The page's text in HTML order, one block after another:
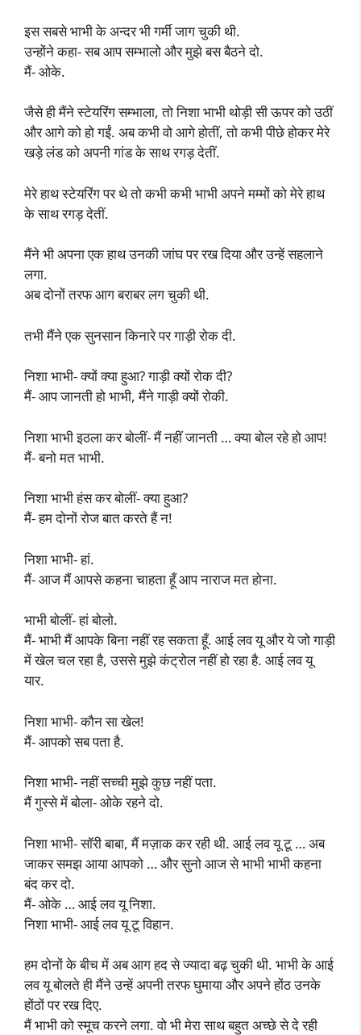
इस सबसे भाभी के अन्दर भी गर्मी जाग चुकी थी.
उन्होंने कहा- सब आप सम्भालो और मुझे बस बैठने दो.
मैं- ओके.
जैसे ही मैंने स्टेयरिंग सम्भाला, तो निशा भाभी थोड़ी सी ऊपर को उठीं
और आगे को हो गईं. अब कभी वो आगे होतीं, तो कभी पीछे होकर मेरे
खड़े लंड को अपनी गांड के साथ रगड़ देतीं.
मेरे हाथ स्टेयरिंग पर थे तो कभी कभी भाभी अपने मम्मों को मेरे हाथ
के साथ रगड़ देतीं.
मैंने भी अपना एक हाथ उनकी जांघ पर रख दिया और उन्हें सहलाने
लगा.
अब दोनों तरफ आग बराबर लग चुकी थी.
तभी मैंने एक सुनसान किनारे पर गाड़ी रोक दी.
निशा भाभी- क्यों क्या हुआ? गाड़ी क्यों रोक दी?
मैं- आप जानती हो भाभी, मैंने गाड़ी क्यों रोकी.
निशा भाभी इठला कर बोलीं- मैं नहीं जानती … क्या बोल रहे हो आप!
मैं- बनो मत भाभी.
निशा भाभी हंस कर बोलीं- क्या हुआ?
मैं- हम दोनों रोज बात करते हैं न!
निशा भाभी- हां.
मैं- आज मैं आपसे कहना चाहता हूँ आप नाराज मत होना.
भाभी बोलीं- हां बोलो.
मैं- भाभी मैं आपके बिना नहीं रह सकता हूँ. आई लव यू और ये जो गाड़ी
में खेल चल रहा है, उससे मुझे कंट्रोल नहीं हो रहा है. आई लव यू
यार.
निशा भाभी- कौन सा खेल!
मैं- आपको सब पता है.
निशा भाभी- नहीं सच्ची मुझे कुछ नहीं पता.
मैं गुस्से में बोला- ओके रहने दो.
निशा भाभी- सॉरी बाबा, मैं मज़ाक कर रही थी. आई लव यू टू … अब
जाकर समझ आया आपको … और सुनो आज से भाभी भाभी कहना
बंद कर दो.
मैं- ओके … आई लव यू निशा.
निशा भाभी- आई लव यू टू विहान.
हम दोनों के बीच में अब आग हद से ज्यादा बढ़ चुकी थी. भाभी के आई
लव यू बोलते ही मैंने उन्हें अपनी तरफ घुमाया और अपने होंठ उनके
होंठों पर रख दिए.
मैं भाभी को स्मूच करने लगा. वो भी मेरा साथ बहुत अच्छे से दे रही